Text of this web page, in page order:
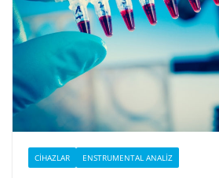
CIHAZLAR ENSTRUMENTAL ANALIZ